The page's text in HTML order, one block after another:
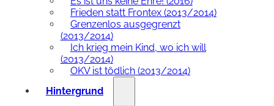
Frieden statt Frontex (2013/2014)
Grenzenlos ausgegrenzt
(2013/2014)
Ich krieg mein Kind, wo ich will
(2013/2014)
OKV ist tödlich (2013/2014)
Hintergrund